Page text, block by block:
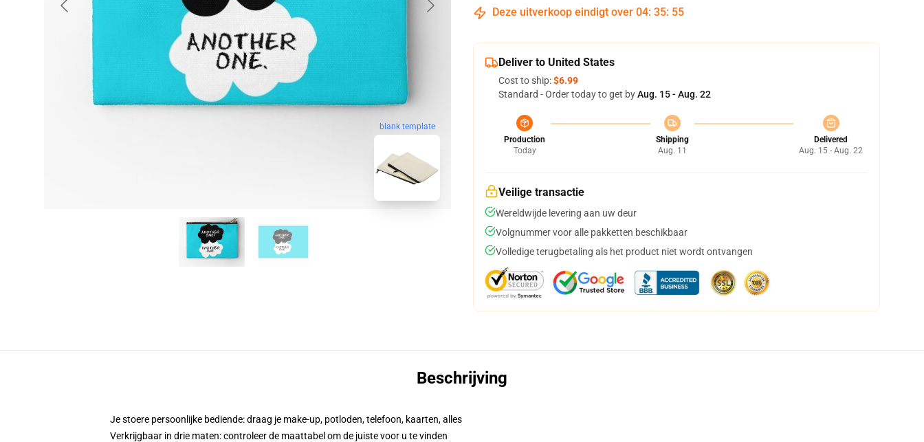
blank template
Deze uitverkoop eindigt over 04: 35: 54
Deliver to United States
Cost to ship:$6.99
Standard - Order today to get byAug. 15 - Aug. 22
Production
Today
Shipping
Aug. 11
Delivered
Aug. 15 - Aug. 22
Veilige transactie
Wereldwijde levering aan uw deur
Volgnummer voor alle pakketten beschikbaar
Volledige terugbetaling als het product niet wordt ontvangen
Beschrijving
Je stoere persoonlijke bediende: draag je make-up, potloden, telefoon, kaarten, alles
Verkrijgbaar in drie maten: controleer de maattabel om de juiste voor u te vinden